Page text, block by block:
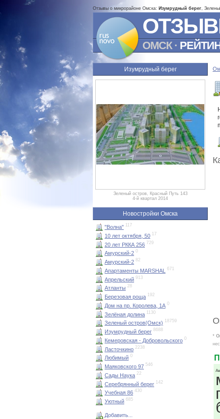
Отзывы о микрорайоне Омска: Изумрудный берег,
ОМСК·
Изумрудный берег
Зеленый остров, Красный Путь 143
4-й квартал 2014
Новостройки Омска
"Волна" 117
10 лет октября, 50 17
20 лет РККА 256 729
Амурский-2 0
Амурский-2 82
Апартаменты MARSHAL 671
Апрельский 913
Атланты 28
Березовая роща 192
Дом на пр. Королева, 1А 0
Зелёная долина 1130
Зеленый остров(Омск) 18759
Изумрудный берег 8688
Кемеровская - Добровольского 0
Ласточкино 2238
Любимый 0
Маяковского 97 546
Сады Наука 22
Серебрянный берег 142
Учебная 86 430
Уютный 685
Добавить...
*